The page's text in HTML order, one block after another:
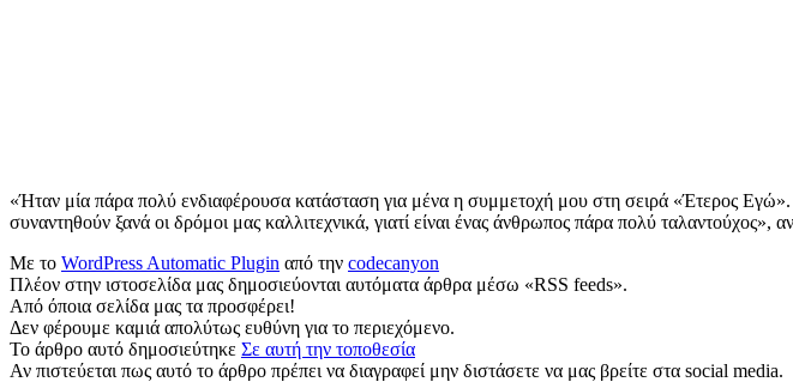
«Ήταν μία πάρα πολύ ενδιαφέρουσα κατάσταση για μένα η συμμετοχή μου στη σειρά «Έτερος
συναντηθούν ξανά οι δρόμοι μας καλλιτεχνικά, γιατί είναι ένας άνθρωπος πάρα πολύ
Με το WordPress Automatic Plugin από την codecanyon
Πλέον στην ιστοσελίδα μας δημοσιεύονται αυτόματα άρθρα μέσω «RSS feeds».
Από όποια σελίδα μας τα προσφέρει!
Δεν φέρουμε καμιά απολύτως ευθύνη για το περιεχόμενο.
Το άρθρο αυτό δημοσιεύτηκε Σε αυτή την τοποθεσία
Αν πιστεύεται πως αυτό το άρθρο πρέπει να διαγραφεί μην διστάσετε να μας βρείτε στα social media.